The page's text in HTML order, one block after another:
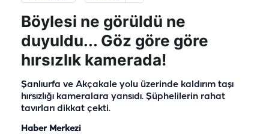
Böylesi ne görüldü ne
duyuldu... Göz göre göre
hırsızlık kamerada!
Şanlıurfa ve Akçakale yolu üzerinde kaldırım taşı
hırsızlığı kameralara yansıdı. Şüphelilerin rahat
tavırları dikkat çekti.
Haber Merkezi